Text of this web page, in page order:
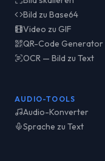
Bild zu Base64
Video zu GIF
QR-Code Generator
OCR — Bild zu Text
AUDIO-TOOLS
Audio-Konverter
Sprache zu Text